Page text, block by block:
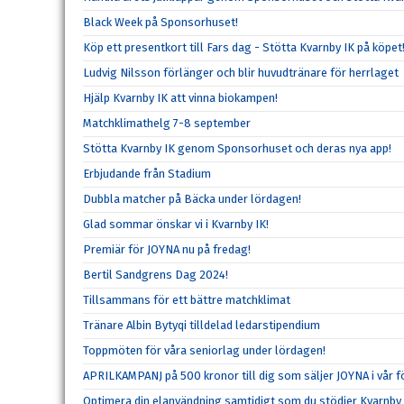
Black Week på Sponsorhuset!
Köp ett presentkort till Fars dag - Stötta Kvarnby IK på köpet!
Ludvig Nilsson förlänger och blir huvudtränare för herrlaget
Hjälp Kvarnby IK att vinna biokampen!
Matchklimathelg 7-8 september
Stötta Kvarnby IK genom Sponsorhuset och deras nya app!
Erbjudande från Stadium
Dubbla matcher på Bäcka under lördagen!
Glad sommar önskar vi i Kvarnby IK!
Premiär för JOYNA nu på fredag!
Bertil Sandgrens Dag 2024!
Tillsammans för ett bättre matchklimat
Tränare Albin Bytyqi tilldelad ledarstipendium
Toppmöten för våra seniorlag under lördagen!
APRILKAMPANJ på 500 kronor till dig som säljer JOYNA i vår
Optimera din elanvändning samtidigt som du stödjer Kvarnby